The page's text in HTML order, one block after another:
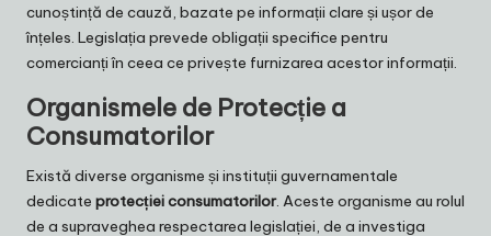
cunoștință de cauză, bazate pe informații clare și ușor de
înțeles. Legislația prevede obligații specifice pentru
comercianți în ceea ce privește furnizarea acestor informații.
Organismele de Protecție a
Consumatorilor
Există diverse organisme și instituții guvernamentale
dedicate protecției consumatorilor. Aceste organisme au rolul
de a supraveghea respectarea legislației, de a investiga